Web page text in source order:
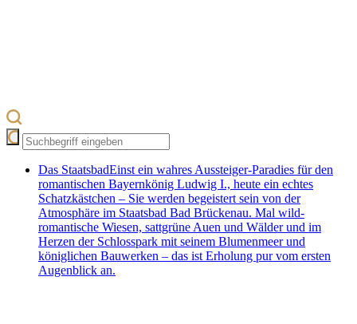
Das StaatsbadEinst ein wahres Aussteiger-Paradies für den
romantischen Bayernkönig Ludwig I., heute ein echtes
Schatzkästchen – Sie werden begeistert sein von der
Atmosphäre im Staatsbad Bad Brückenau. Mal wild-
romantische Wiesen, sattgrüne Auen und Wälder und im
Herzen der Schlosspark mit seinem Blumenmeer und
königlichen Bauwerken – das ist Erholung pur vom ersten
Augenblick an.